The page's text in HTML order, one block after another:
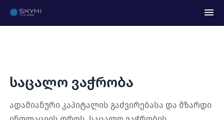
Საცალო Ვაჭრობა
ადამიანური კაპიტალის გაძვირებასა და მზარდი